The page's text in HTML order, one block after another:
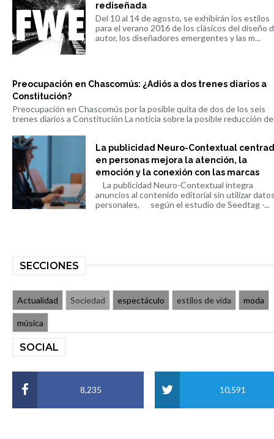
rediseñada
Del 10 al 14 de agosto, se exhibirán los estilos
para el verano 2016 de los clásicos del diseño
autor, los diseñadores emergentes y las m...
Preocupación en Chascomús: ¿Adiós a dos trenes diarios a
Constitución?
Preocupación en Chascomús por la posible quita de dos de los seis
trenes diarios a Constitución La noticia sobre la posible reducción
La publicidad Neuro-Contextual
en personas mejora la atención, la
emoción y la conexión con las marcas
La publicidad Neuro-Contextual integra
anuncios al contenido editorial sin utilizar
personales, según el estudio de Seedtag -...
SECCIONES
Actualidad Sociedad espectáculo estilos de vida moda
música
SOCIAL
8,235 10,591